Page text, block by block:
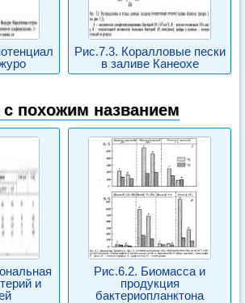
Рис.7.3. Коралловые пески
в заливе Канеохе
похожим названием
и
Рис.6.2. Биомасса и
продукция
бактериопланктона